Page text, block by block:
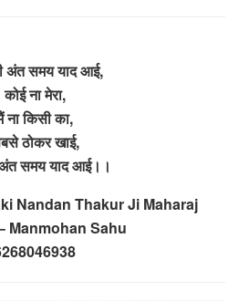
अंत समय याद आई,
कोई ना मेरा,
ना किसी का,
ठोकर खाई,
अंत समय याद आई।।
Nandan Thakur Ji Maharaj
Manmohan Sahu